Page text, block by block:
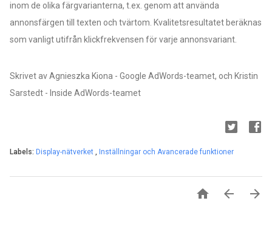
inom de olika färgvarianterna, t.ex. genom att använda
annonsfärgen till texten och tvärtom. Kvalitetsresultatet beräknas
som vanligt utifrån klickfrekvensen för varje annonsvariant.
Skrivet av Agnieszka Kiona - Google AdWords-teamet, och Kristin
Sarstedt - Inside AdWords-teamet
Labels: Display-nätverket , Inställningar och Avancerade funktioner
  